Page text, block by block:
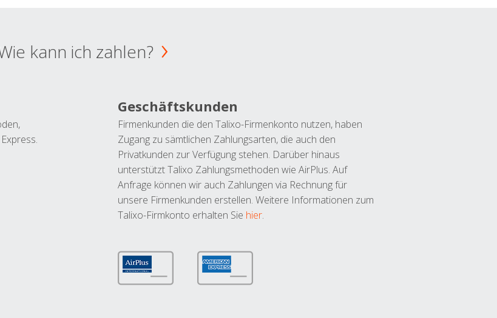
kann ich zahlen?
Geschäftskunden
Firmenkunden die den Talixo-Firmenkonto nutzen, haben
Zugang zu sämtlichen Zahlungsarten, die auch den
Privatkunden zur Verfügung stehen. Darüber hinaus
unterstützt Talixo Zahlungsmethoden wie AirPlus. Auf
Anfrage können wir auch Zahlungen via Rechnung für
unsere Firmenkunden erstellen. Weitere Informationen zum
Talixo-Firmkonto erhalten Sie hier.